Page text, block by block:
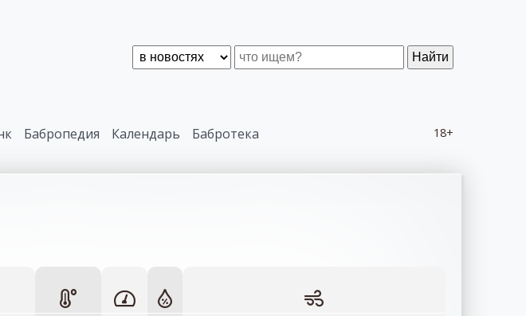
Найти
18+
Бабропедия Календарь Бабротека